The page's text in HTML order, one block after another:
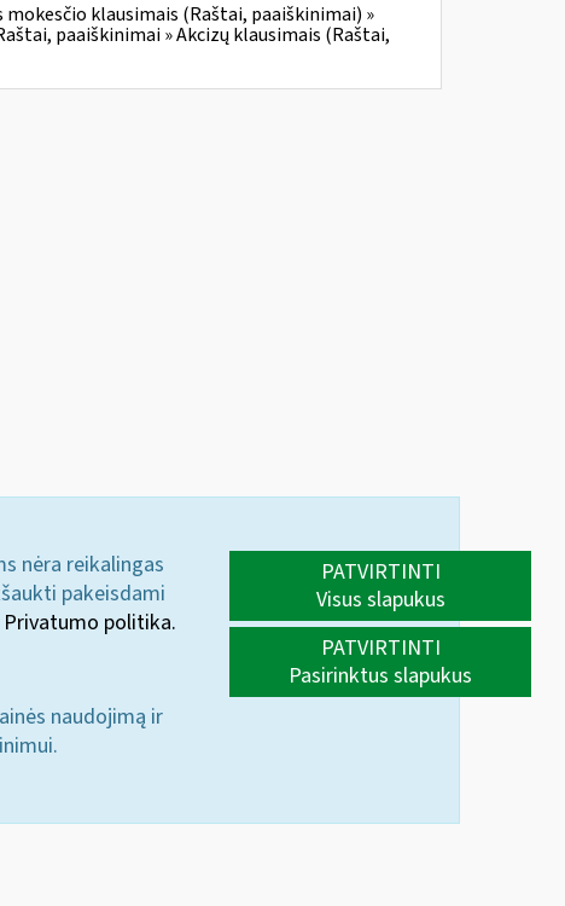
klausimais (Raštai, paaiškinimai) »
paaiškinimai » Akcizų klausimais (Raštai,
nėra reikalingas
pakeisdami
Privatumo politika.
naudojimą ir
PATVIRTINTI
Visus slapukus
PATVIRTINTI
Pasirinktus slapukus